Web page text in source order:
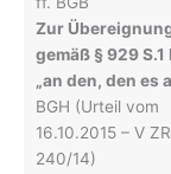
Zur
gemäß § 929 S.1
„an den, den es
BGH (Urteil vom
16.10.2015 – V ZR
240/14)